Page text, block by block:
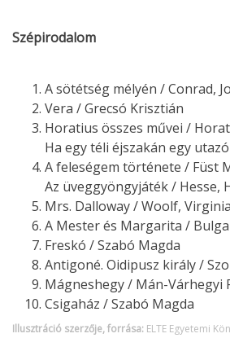
Szépirodalom
A sötétség mélyén / Conrad,
Vera / Grecsó Krisztián
Horatius összes művei /
Ha egy téli éjszakán egy
A feleségem története / Füst
Az üveggyöngyjáték / Hesse,
Mrs. Dalloway / Woolf, Virginia
A Mester és Margarita /
Freskó / Szabó Magda
Antigoné. Oidipusz király /
Mágneshegy / Mán-Várhegyi
Csigaház / Szabó Magda
Illusztráció szerzője, forrása: ELTE Egyetemi